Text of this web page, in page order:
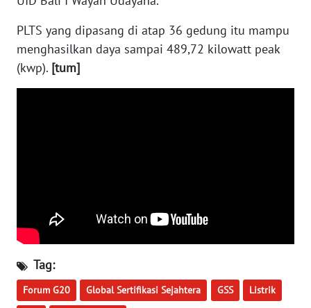
PLTS yang dipasang di atap 36 gedung itu mampu
menghasilkan daya sampai 489,72 kilowatt peak
(kwp). [tum]
Tag:
Forum G20 Global Sertifikasi Sejahtera GSS Listrik
NUSANTARA
WN
JOGJA
WN
KALBAR
WN
KALTENG